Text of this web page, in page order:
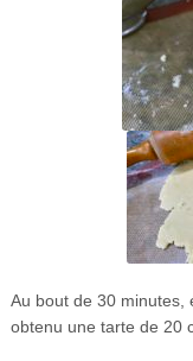
Au bout de 30 minutes,
obtenu une tarte de 20